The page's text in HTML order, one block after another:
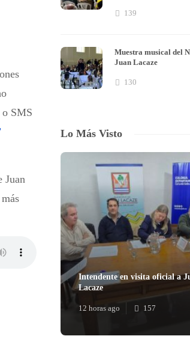
o SMS
Juan
139
Muestra musical del
Juan Lacaze
130
Lo Más Visto
Intendente en visita oficial a
Lacaze
12 horas ago 157